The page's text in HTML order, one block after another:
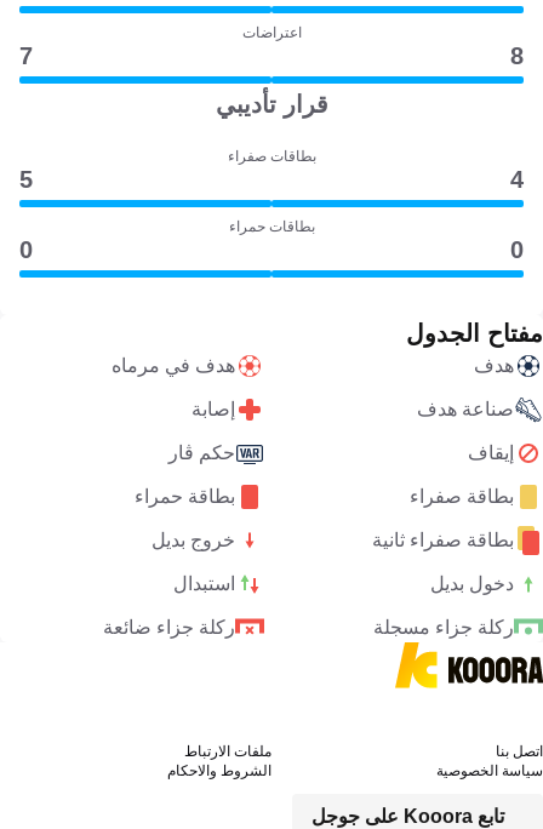
اعتراضات
8
7
قرار تأديبي
بطاقات صفراء
4
5
بطاقات حمراء
0
0
مفتاح الجدول
هدف هدف في مرماه
صناعة هدف إصابة
إيقاف حكم ڤار
بطاقة صفراء بطاقة حمراء
بطاقة صفراء ثانية خروج بديل
دخول بديل استبدال
ركلة جزاء مسجلة ركلة جزاء ضائعة
تابع Kooora على جوجل
اتصل بنا
ملفات الارتباط
سياسة الخصوصية
الشروط والاحكام